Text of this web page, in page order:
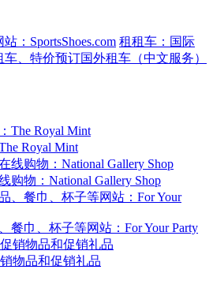
：SportsShoes.com 租租车：国际
、特价预订国外租车（中文服务）
Royal Mint
购物：National Gallery Shop
餐巾、杯子等网站：For Your Party
物品和促销礼品